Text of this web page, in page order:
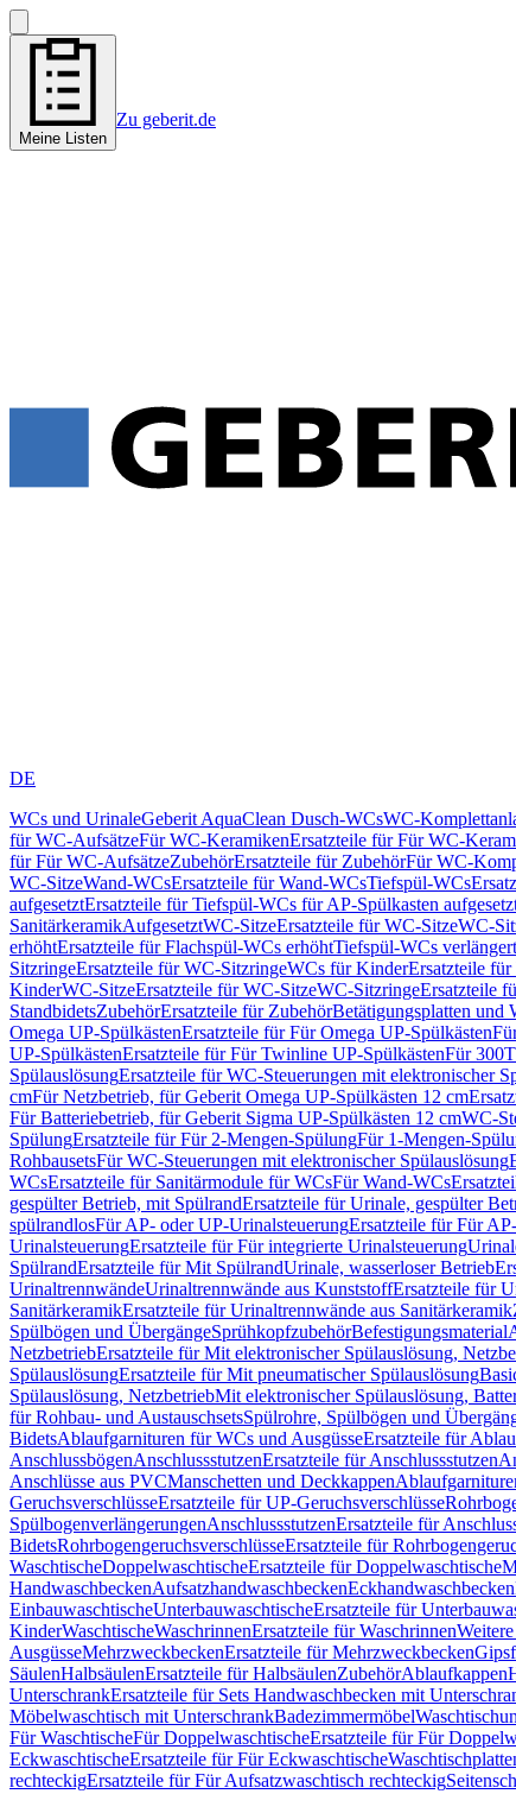
Meine Listen
Zu geberit.de
DE
WCs und UrinaleGeberit AquaClean Dusch-WCsWC-
für WC-AufsätzeFür WC-KeramikenErsatzteile für Für WC-
für Für WC-AufsätzeZubehörErsatzteile für ZubehörFür WC-
WC-SitzeWand-WCsErsatzteile für Wand-WCsTiefspül-WCs
aufgesetztErsatzteile für Tiefspül-WCs für AP-Spülkasten
SanitärkeramikAufgesetztWC-SitzeErsatzteile für WC-SitzeWC-
erhöhtErsatzteile für Flachspül-WCs erhöhtTiefspül-WCs verlängert
SitzringeErsatzteile für WC-SitzringeWCs für KinderErsatzteile
KinderWC-SitzeErsatzteile für WC-SitzeWC-SitzringeErsatzteile
StandbidetsZubehörErsatzteile für ZubehörBetätigungsplatten und
Omega UP-SpülkästenErsatzteile für Für Omega UP-Spülkästen
UP-SpülkästenErsatzteile für Für Twinline UP-SpülkästenFür
SpülauslösungErsatzteile für WC-Steuerungen mit elektronischer
cmFür Netzbetrieb, für Geberit Omega UP-Spülkästen 12 cm
Für Batteriebetrieb, für Geberit Sigma UP-Spülkästen 12 cmWC-
SpülungErsatzteile für Für 2-Mengen-SpülungFür 1-Mengen-
RohbausetsFür WC-Steuerungen mit elektronischer Spülauslösung
WCsErsatzteile für Sanitärmodule für WCsFür Wand-WCs
gespülter Betrieb, mit SpülrandErsatzteile für Urinale, gespülter
spülrandlosFür AP- oder UP-UrinalsteuerungErsatzteile für Für
UrinalsteuerungErsatzteile für Für integrierte Urinalsteuerung
SpülrandErsatzteile für Mit SpülrandUrinale, wasserloser Betrieb
UrinaltrennwändeUrinaltrennwände aus KunststoffErsatzteile für
SanitärkeramikErsatzteile für Urinaltrennwände aus Sanitärkeramik
Spülbögen und ÜbergängeSprühkopfzubehörBefestigungsmaterial
NetzbetriebErsatzteile für Mit elektronischer Spülauslösung,
SpülauslösungErsatzteile für Mit pneumatischer Spülauslösung
Spülauslösung, NetzbetriebMit elektronischer Spülauslösung,
für Rohbau- und AustauschsetsSpülrohre, Spülbögen und
BidetsAblaufgarnituren für WCs und AusgüsseErsatzteile für
AnschlussbögenAnschlussstutzenErsatzteile für Anschlussstutzen
Anschlüsse aus PVCManschetten und Deckkappen
GeruchsverschlüsseErsatzteile für UP-Geruchsverschlüsse
SpülbogenverlängerungenAnschlussstutzenErsatzteile für
BidetsRohrbogengeruchsverschlüsseErsatzteile für
WaschtischeDoppelwaschtischeErsatzteile für Doppelwaschtische
HandwaschbeckenAufsatzhandwaschbeckenEckhandwaschbecken
EinbauwaschtischeUnterbauwaschtischeErsatzteile für
KinderWaschtischeWaschrinnenErsatzteile für Waschrinnen
AusgüsseMehrzweckbeckenErsatzteile für Mehrzweckbecken
SäulenHalbsäulenErsatzteile für HalbsäulenZubehörAblaufkappen
UnterschrankErsatzteile für Sets Handwaschbecken mit
Möbelwaschtisch mit UnterschrankBadezimmermöbel
Für WaschtischeFür DoppelwaschtischeErsatzteile für Für
EckwaschtischeErsatzteile für Für Eckwaschtische
rechteckigErsatzteile für Für Aufsatzwaschtisch rechteckig